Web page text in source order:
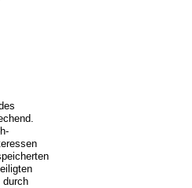
durch